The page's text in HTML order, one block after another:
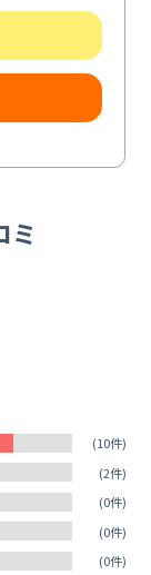
ミ
(10件)
(2件)
(0件)
(0件)
(0件)